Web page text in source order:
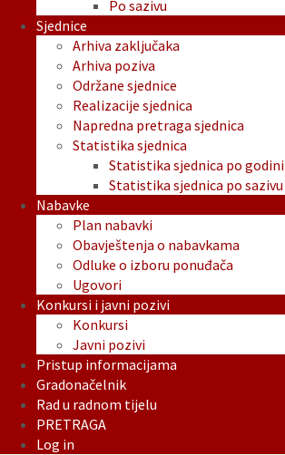
Po sazivu
Sjednice
Arhiva zaključaka
Arhiva poziva
Održane sjednice
Realizacije sjednica
Napredna pretraga sjednica
Statistika sjednica
Statistika sjednica po godini
Statistika sjednica po sazivu
Nabavke
Plan nabavki
Obavještenja o nabavkama
Odluke o izboru ponuđača
Ugovori
Konkursi i javni pozivi
Konkursi
Javni pozivi
Pristup informacijama
Gradonačelnik
Rad u radnom tijelu
PRETRAGA
Log in